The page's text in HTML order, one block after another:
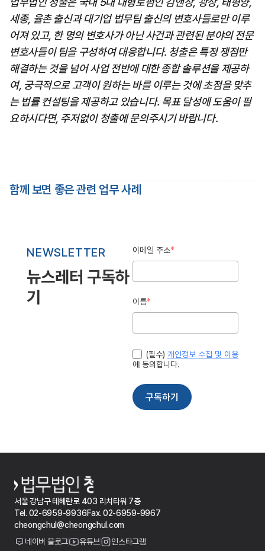
세종, 율촌 출신과 대기업 법무팀 출신의 변호사들로만 이루
어져 있고, 한 명의 변호사가 아닌 사건과 관련된 분야의 전문
변호사들이 팀을 구성하여 대응합니다. 청출은 특정 쟁점만
해결하는 것을 넘어 사업 전반에 대한 종합 솔루션을 제공하
여, 궁극적으로 고객이 원하는 바를 이루는 것에 초점을 맞추
는 법률 컨설팅을 제공하고 있습니다. 목표 달성에 도움이 필
요하시다면, 주저없이 청출에 문의주시기 바랍니다.
함께 보면 좋은 관련 업무 사례
서울 강남구 테헤란로 403 리치타워 7층
Tel. 02-6959-9936Fax. 02-6959-9967
cheongchul@cheongchul.com
네이버 블로그
유튜브 인스타그램